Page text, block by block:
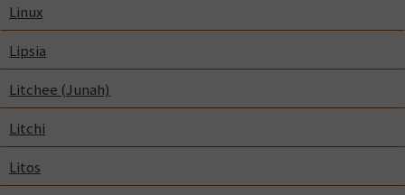
Linux
Lipsia
Litchee (Junah)
Litchi
Litos